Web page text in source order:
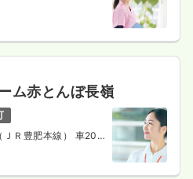
ム赤とんぼ長嶺
ＪＲ豊肥本線） 車20